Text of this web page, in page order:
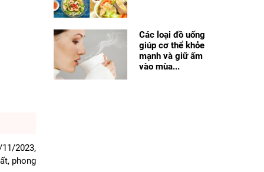
2023,
phong
Các loại đồ uống
giúp cơ thể khỏe
mạnh và giữ ấm
vào mùa...